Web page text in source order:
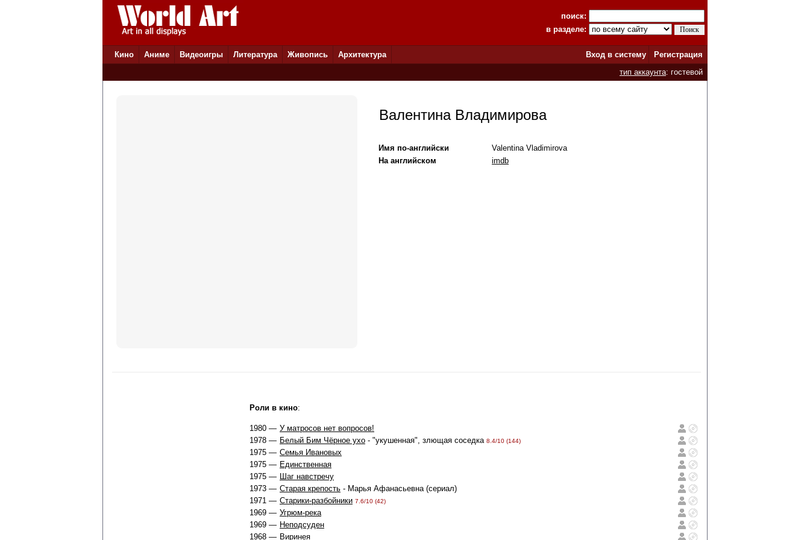
поиск:
в разделе:
Кино Аниме Видеоигры Литература Живопись Архитектура Вход в систему
Регистрация
тип аккаунта: гостевой
Валентина Владимирова
Имя по-английски
Valentina Vladimirova
На английском
imdb
Роли в кино:
1980 — У матросов нет вопросов!
1978 — Белый Бим Чёрное ухо - "укушенная", злющая соседка 8.4/10 (144)
1975 — Семья Ивановых
1975 — Единственная
1975 — Шаг навстречу
1973 — Старая крепость - Марья Афанасьевна (сериал)
1971 — Старики-разбойники 7.6/10 (42)
1969 — Угрюм-река
1969 — Неподсуден
1968 — Виринея